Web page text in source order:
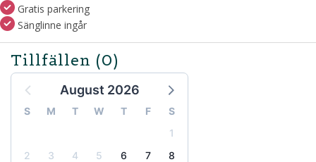
Gratis parkering
Sänglinne ingår
Tillfällen (0)
August 2026
S M T W T F
S
1
2
3 4 5 6 7
8